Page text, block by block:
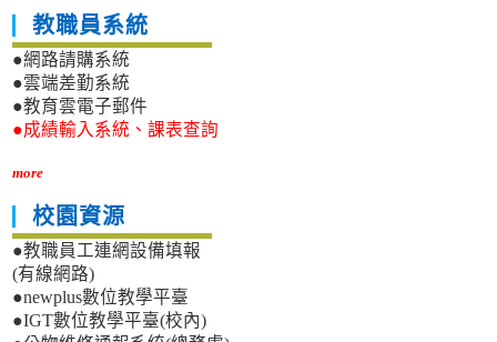
教職員系統
●網路請購系統
●雲端差勤系統
●教育雲電子郵件
●成績輸入系統、課表查詢
more
校園資源
●教職員工連網設備填報
(有線網路)
●newplus數位教學平臺
●IGT數位教學平臺(校內)